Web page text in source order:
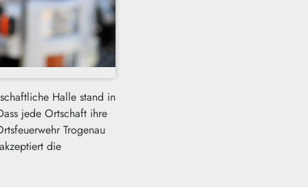
Halle stand in
jede Ortschaft ihre
Trogenau
die